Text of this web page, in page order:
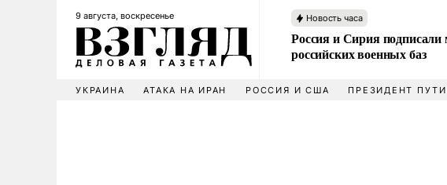
9 августа, воскресенье Новость часа
Россия и Сирия
российских военных баз
УКРАИНА АТАКА НА ИРАН РОССИЯ И США ПРЕЗИДЕНТ